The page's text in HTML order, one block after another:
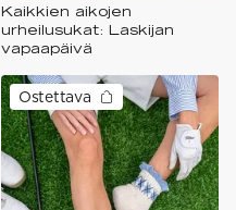
Kaikkien aikojen
urheilusukat: Laskijan
vapaapäivä
Ostettava